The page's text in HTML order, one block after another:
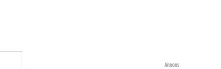
Annons